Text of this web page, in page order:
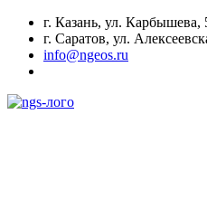
г. Казань, ул. Карбышева,
г. Саратов, ул.
info@ngeos.ru